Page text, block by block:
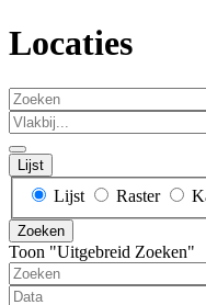
Locaties
Zoeken
Vlakbij...
Lijst
Weergave
type
zoek
resultaten
Lijst Raster
Zoeken
Toon "Uitgebreid Zoeken"
Zoeken
Data